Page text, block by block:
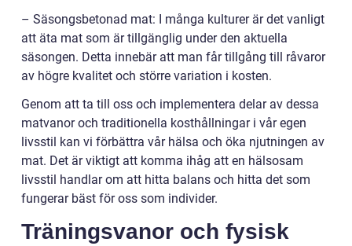
– Säsongsbetonad mat: I många kulturer är det vanligt
att äta mat som är tillgänglig under den aktuella
säsongen. Detta innebär att man får tillgång till råvaror
av högre kvalitet och större variation i kosten.
Genom att ta till oss och implementera delar av dessa
matvanor och traditionella kosthållningar i vår egen
livsstil kan vi förbättra vår hälsa och öka njutningen av
mat. Det är viktigt att komma ihåg att en hälsosam
livsstil handlar om att hitta balans och hitta det som
fungerar bäst för oss som individer.
Träningsvanor och fysisk